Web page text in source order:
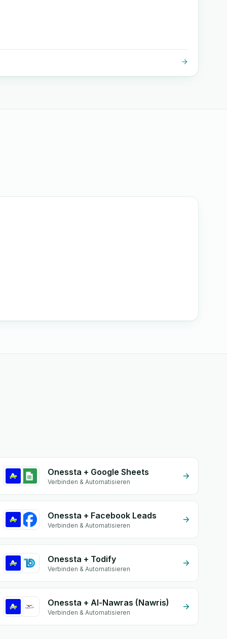
Onessta + Google Sheets
Verbinden & Automatisieren
Onessta + Facebook Leads
Verbinden & Automatisieren
Onessta + Todify
Verbinden & Automatisieren
Onessta + Al-Nawras (Nawris)
Verbinden & Automatisieren